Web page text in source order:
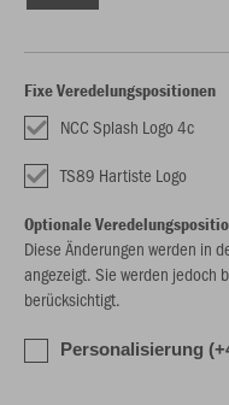
Fixe Veredelungspositionen
NCC Splash Logo 4c
TS89 Hartiste Logo
Optionale
Diese Änderungen werden in
angezeigt. Sie werden jedoch
berücksichtigt.
Personalisierung